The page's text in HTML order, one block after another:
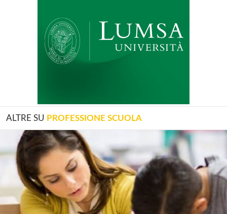
ALTRE SU PROFESSIONE SCUOLA